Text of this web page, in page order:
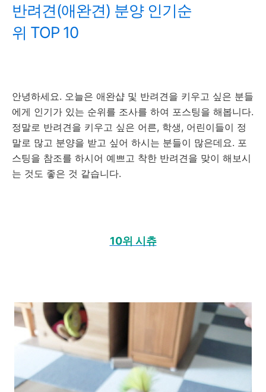
반려견(애완견) 분양 인기순
위 TOP 10
안녕하세요. 오늘은 애완샵 및 반려견을 키우고 싶은 분들
에게 인기가 있는 순위를 조사를 하여 포스팅을 해봅니다.
정말로 반려견을 키우고 싶은 어른, 학생, 어린이들이 정
말로 많고 분양을 받고 싶어 하시는 분들이 많은데요. 포
스팅을 참조를 하시어 예쁘고 착한 반려견을 맞이 해보시
는 것도 좋은 것 같습니다.
10위 시츄